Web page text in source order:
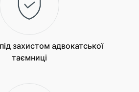
захистом адвокатської
таємниці